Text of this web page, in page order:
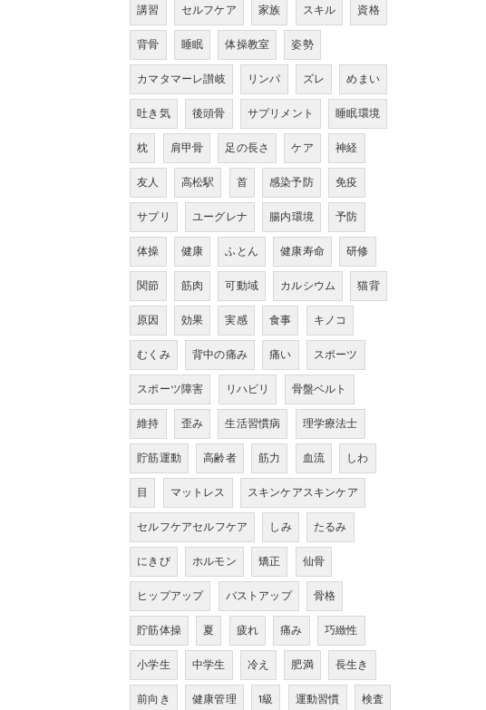
講習
セルフケア 家族 スキル
資格
背骨
睡眠 体操教室
姿勢
カマタマーレ讃岐
リンパ ズレ
めまい
吐き気
後頭骨 サプリメント
睡眠環境
枕
肩甲骨 足の長さ ケア
神経
友人
高松駅 首 感染予防
免疫
サプリ
ユーグレナ 腸内環境
予防
体操
健康 ふとん 健康寿命
研修
関節
筋肉 可動域 カルシウム
猫背
原因
効果 実感 食事
キノコ
むくみ
背中の痛み 痛い
スポーツ
スポーツ障害
リハビリ
骨盤ベルト
維持
歪み 生活習慣病
理学療法士
貯筋運動
高齢者 筋力 血流
しわ
目
マットレス
スキンケアスキンケア
セルフケアセルフケア
しみ
たるみ
にきび
ホルモン 矯正
仙骨
ヒップアップ
バストアップ
骨格
貯筋体操
夏 疲れ 痛み
巧緻性
小学生
中学生 冷え 肥満
長生き
前向き
健康管理 1級 運動習慣 検査